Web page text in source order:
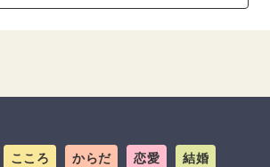
こころ からだ 恋愛 結婚